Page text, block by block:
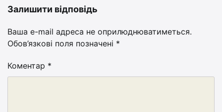
Залишити відповідь
Ваша e-mail адреса не оприлюднюватиметься.
Обов’язкові поля позначені *
Коментар *